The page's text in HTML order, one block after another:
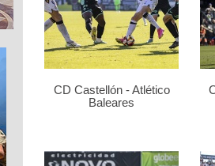
CD Castellón - Atlético
Baleares